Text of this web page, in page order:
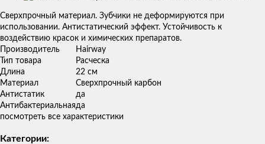
товаров
Сверхпрочный материал. Зубчики не деформируются при
использовании. Антистатический эффект. Устойчивость к
воздействию красок и химических препаратов.
Производитель
Hairway
Тип товара
Расческа
Длина
22 см
Материал
Сверхпрочный карбон
Антистатик
да
Антибактериальнаяда
посмотреть все характеристики
Категории: